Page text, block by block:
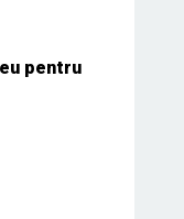
pentru